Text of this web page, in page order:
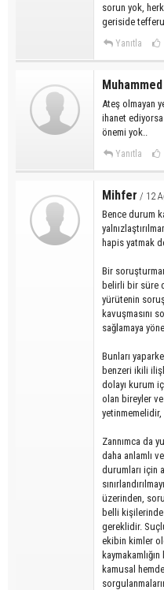
sorun yok,
geriside
Yanıtla
Muhammed
Ateş olmayan
ihanet
önemi yok..
Yanıtla
Mihfer / 12
Bence durum
hapis yatmak
Bir
belirli bir süre
yürütenin
kavuşmasını
sağlamaya
Bunları
benzeri ikili
dolayı kurum
olan bireyler
Zannımca da
daha anlamlı
durumları için
üzerinden,
belli kişilerinde
gereklidir.
ekibin kimler
kamusal